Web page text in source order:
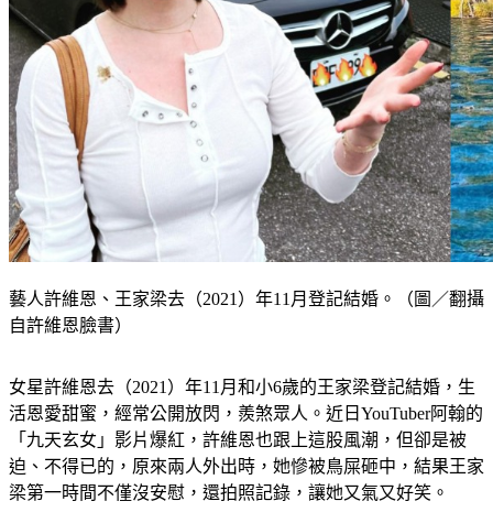
藝人許維恩、王家梁去（2021）年11月登記結婚。（圖／翻攝
自許維恩臉書）
女星許維恩去（2021）年11月和小6歲的王家梁登記結婚，生
活恩愛甜蜜，經常公開放閃，羨煞眾人。近日YouTuber阿翰的
「九天玄女」影片爆紅，許維恩也跟上這股風潮，但卻是被
迫、不得已的，原來兩人外出時，她慘被鳥屎砸中，結果王家
梁第一時間不僅沒安慰，還拍照記錄，讓她又氣又好笑。